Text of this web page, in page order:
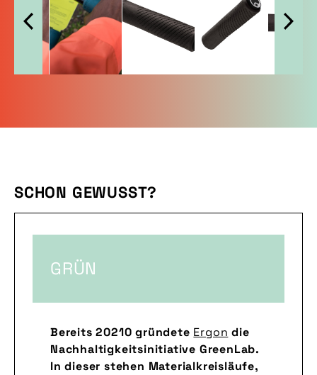
SCHON GEWUSST?
GRÜN
Bereits 20210 gründete Ergon die
Nachhaltigkeitsinitiative GreenLab.
In dieser stehen Materialkreisläufe,